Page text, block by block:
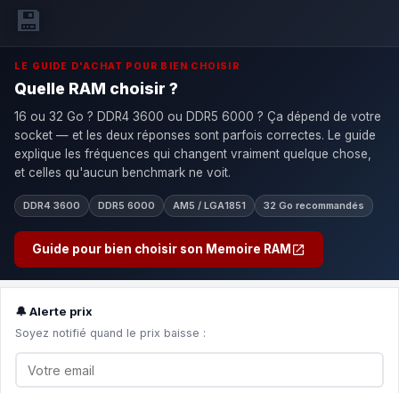
💾
LE GUIDE D'ACHAT POUR BIEN CHOISIR
Quelle RAM choisir ?
16 ou 32 Go ? DDR4 3600 ou DDR5 6000 ? Ça dépend de votre
socket — et les deux réponses sont parfois correctes. Le guide
explique les fréquences qui changent vraiment quelque chose,
et celles qu'aucun benchmark ne voit.
DDR4 3600 DDR5 6000 AM5 / LGA1851 32 Go recommandés
Guide pour bien choisir son Memoire RAM
🔔 Alerte prix
Soyez notifié quand le prix baisse :